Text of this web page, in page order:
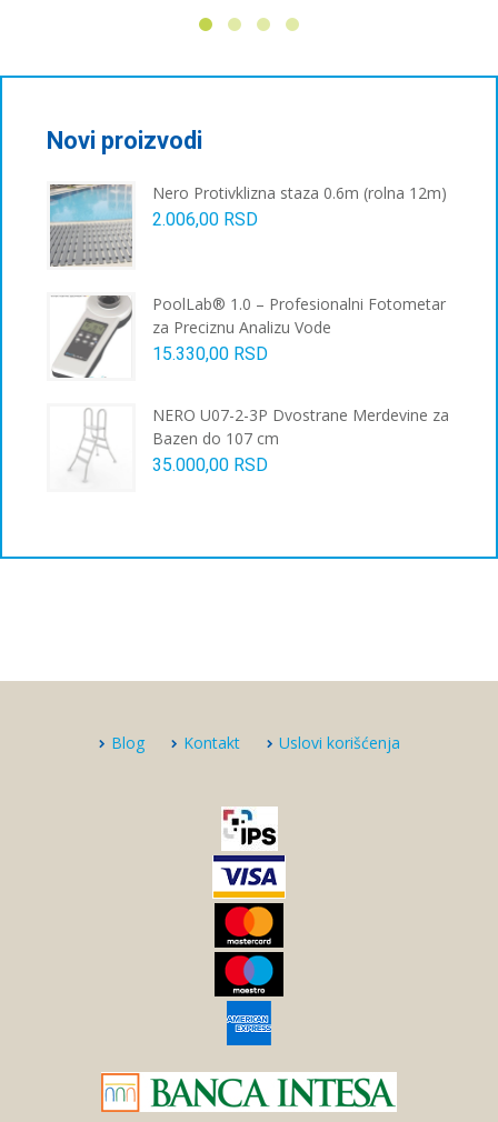
Novi proizvodi
Nero Protivklizna staza 0.6m (rolna 12m)
2.006,00 RSD
PoolLab® 1.0 – Profesionalni Fotometar
za Preciznu Analizu Vode
15.330,00 RSD
NERO U07-2-3P Dvostrane Merdevine za
Bazen do 107 cm
35.000,00 RSD
Blog Kontakt Uslovi korišćenja